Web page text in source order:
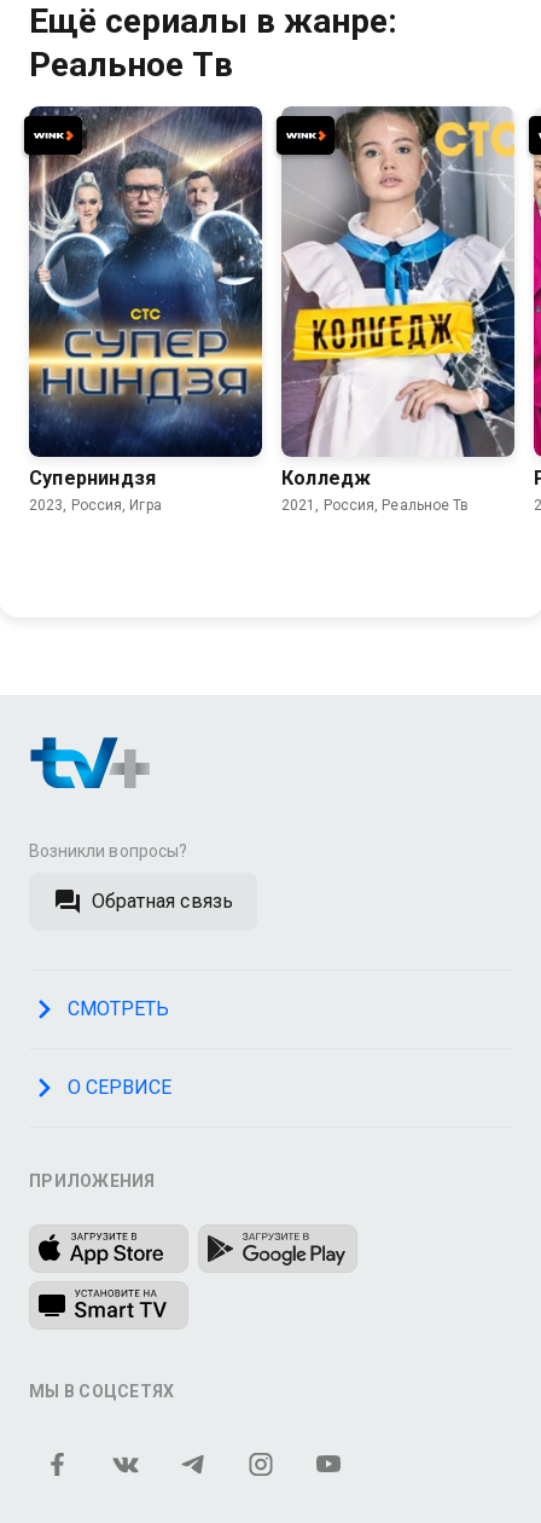
Ещё сериалы в жанре:
Реальное Тв
8.6
Суперниндзя
2023, Россия, Игра
7.7
Колледж
2021, Россия, Реальное Тв
Возникли вопросы?
Обратная связь
СМОТРЕТЬ
О СЕРВИСЕ
ПРИЛОЖЕНИЯ
МЫ В СОЦСЕТЯХ